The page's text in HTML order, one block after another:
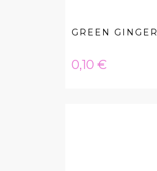
GREEN GINGER
Hinta
0,10 €